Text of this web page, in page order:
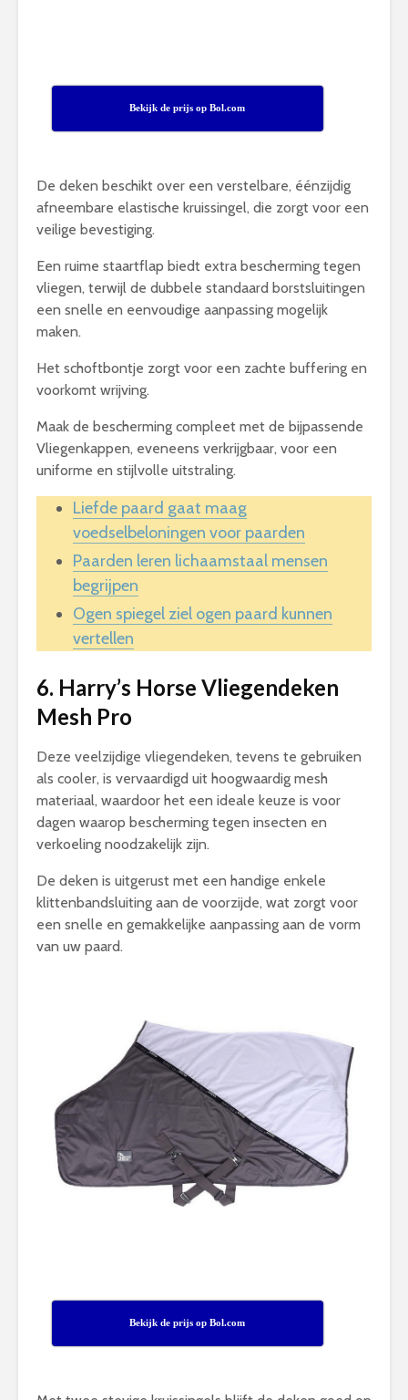
Bekijk de prijs op Bol.com
De deken beschikt over een verstelbare, éénzijdig
afneembare elastische kruissingel, die zorgt voor een
veilige bevestiging.
Een ruime staartflap biedt extra bescherming tegen
vliegen, terwijl de dubbele standaard borstsluitingen
een snelle en eenvoudige aanpassing mogelijk
maken.
Het schoftbontje zorgt voor een zachte buffering en
voorkomt wrijving.
Maak de bescherming compleet met de bijpassende
Vliegenkappen, eveneens verkrijgbaar, voor een
uniforme en stijlvolle uitstraling.
Liefde paard gaat maag
voedselbeloningen voor paarden
Paarden leren lichaamstaal mensen
begrijpen
Ogen spiegel ziel ogen paard kunnen
vertellen
6. Harry’s Horse Vliegendeken
Mesh Pro
Deze veelzijdige vliegendeken, tevens te gebruiken
als cooler, is vervaardigd uit hoogwaardig mesh
materiaal, waardoor het een ideale keuze is voor
dagen waarop bescherming tegen insecten en
verkoeling noodzakelijk zijn.
De deken is uitgerust met een handige enkele
klittenbandsluiting aan de voorzijde, wat zorgt voor
een snelle en gemakkelijke aanpassing aan de vorm
van uw paard.
Bekijk de prijs op Bol.com